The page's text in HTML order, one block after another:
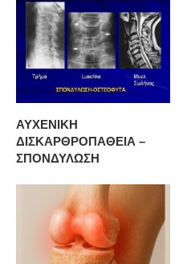
ΑΥΧΕΝΙΚΗ
ΔΙΣΚΑΡΘΡΟΠΑΘΕΙΑ –
ΣΠΟΝΔΥΛΩΣΗ